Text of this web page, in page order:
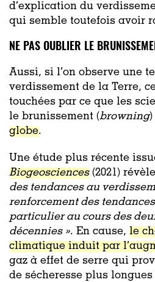
d’explication du
qui semble toutefois avoir
NE PAS OUBLIER LE
Aussi, si l’on observe une
verdissement de la Terre,
touchées par ce que les
le brunissement (browning
globe.
Une étude plus récente
Biogeosciences(2021) révèle
des tendances au
renforcement des
particulier au cours des
décennies ». En cause, le
climatique induit par
gaz à effet de serre qui
de sécheresse plus